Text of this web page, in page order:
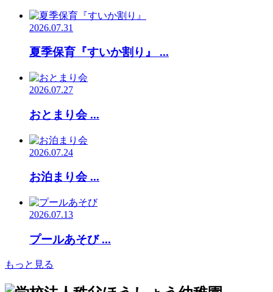
2026.07.31
夏季保育『すいか割り』 ...
2026.07.27
おとまり会 ...
2026.07.24
お泊まり会 ...
2026.07.13
プールあそび ...
もっと見る